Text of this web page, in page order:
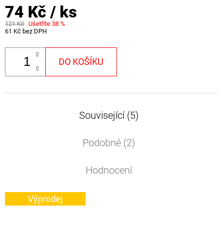
74 Kč / ks
121 Kč Ušetříte 38 %
61 Kč bez DPH
DO KOŠÍKU
Související (5)
Podobné (2)
Hodnocení
Výprodej